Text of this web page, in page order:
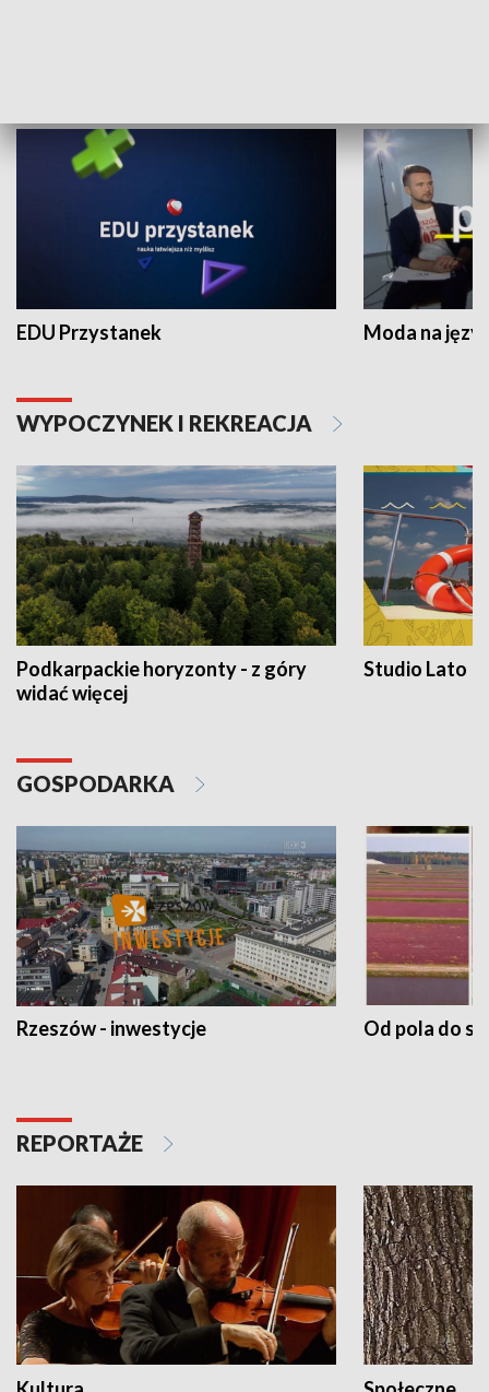
EDU Przystanek Moda na
WYPOCZYNEK I REKREACJA
Podkarpackie horyzonty - z góry
widać więcej
Studio Lato
GOSPODARKA
Rzeszów - inwestycje Od pola do
REPORTAŻE